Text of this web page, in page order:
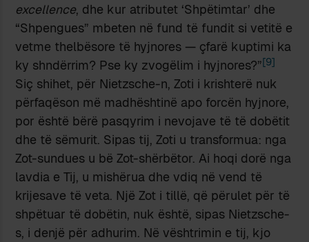
excellence, dhe kur atributet ‘Shpëtimtar’ dhe
“Shpengues” mbeten në fund të fundit si vetitë e
vetme thelbësore të hyjnores — çfarë kuptimi ka
ky shndërrim? Pse ky zvogëlim i hyjnores?”[9]
Siç shihet, për Nietzsche-n, Zoti i krishterë nuk
përfaqëson më madhështinë apo forcën hyjnore,
por është bërë pasqyrim i nevojave të të dobëtit
dhe të sëmurit. Sipas tij, Zoti u transformua: nga
Zot-sundues u bë Zot-shërbëtor. Ai hoqi dorë nga
lavdia e Tij, u mishërua dhe vdiq në vend të
krijesave të veta. Një Zot i tillë, që përulet për të
shpëtuar të dobëtin, nuk është, sipas Nietzsche-
s, i denjë për adhurim. Në vështrimin e tij, kjo